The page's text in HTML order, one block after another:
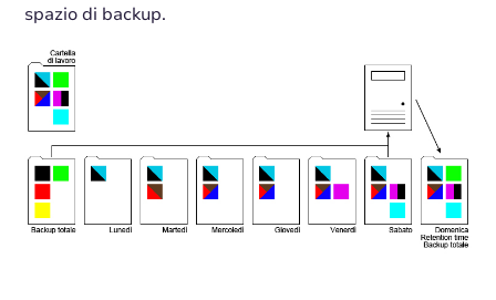
spazio di backup.